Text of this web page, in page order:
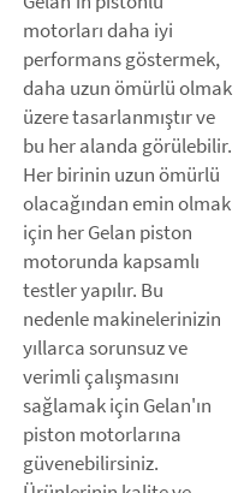
motorları daha iyi
performans göstermek,
daha uzun ömürlü olmak
üzere tasarlanmıştır ve
bu her alanda görülebilir.
Her birinin uzun ömürlü
olacağından emin olmak
için her Gelan piston
motorunda kapsamlı
testler yapılır. Bu
nedenle makinelerinizin
yıllarca sorunsuz ve
verimli çalışmasını
sağlamak için Gelan'ın
piston motorlarına
güvenebilirsiniz.